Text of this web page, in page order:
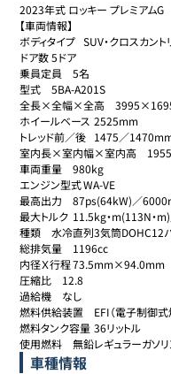
2023年式 ロッキー プレミアムG
【車両情報】
ボディタイプ	SUV・クロスカントリー・ライトクロカン
ドア数	5ドア
乗員定員	5名
型式	5BA-A201S
全長×全幅×全高	3995×1695×1620mm
ホイールベース	2525mm
トレッド前／後	1475／1470mm
室内長×室内幅×室内高	1955×1420×1250mm
車両重量	980kg
エンジン型式	WA-VE
最高出力	87ps(64kW)／6000rpm
最大トルク	11.5kg・m(113N・m)／4500rpm
種類	水冷直列3気筒DOHC12バルブ
総排気量	1196cc
内径Ｘ行程	73.5mm×94.0mm
圧縮比	12.8
過給機	なし
燃料供給装置	EFI（電子制御式燃料噴射装置）
燃料タンク容量	36リットル
使用燃料	無鉛レギュラーガソ
車種情報